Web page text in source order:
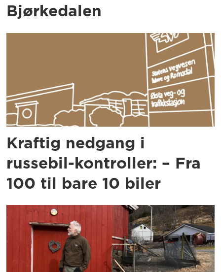
Bjørkedalen
Kraftig nedgang i
russebil-kontroller: – Fra
100 til bare 10 biler